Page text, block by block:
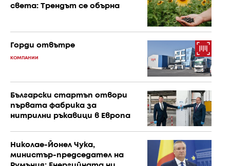
света: Трендът се обърна
Горди отвътре
КОМПАНИИ
Български стартъп отвори
първата фабрика за
нитрилни ръкавици в Европа
Николае-Йонел Чука,
министър-председател на